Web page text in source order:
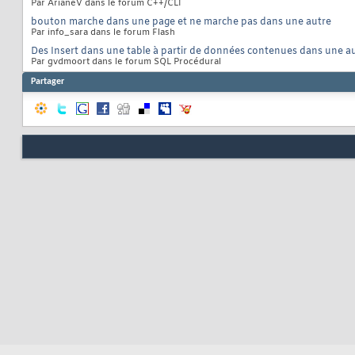
Par ArianeV dans le forum C++/CLI
bouton marche dans une page et ne marche pas dans une autre
Par info_sara dans le forum Flash
Des Insert dans une table à partir de données contenues dans une
Par gvdmoort dans le forum SQL Procédural
Partager